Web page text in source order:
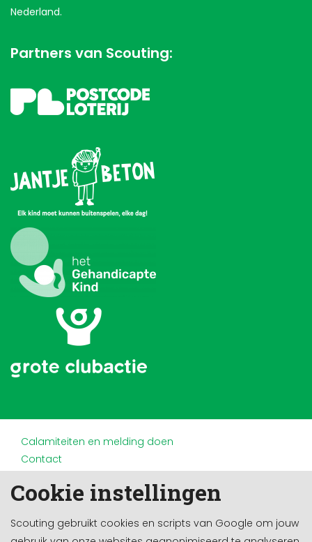
Cookie instellingen
Scouting gebruikt cookies en scripts van Google om jouw
Nederland.
Partners van Scouting:
Calamiteiten en melding doen
Contact
Doneren en nalaten
Privacy